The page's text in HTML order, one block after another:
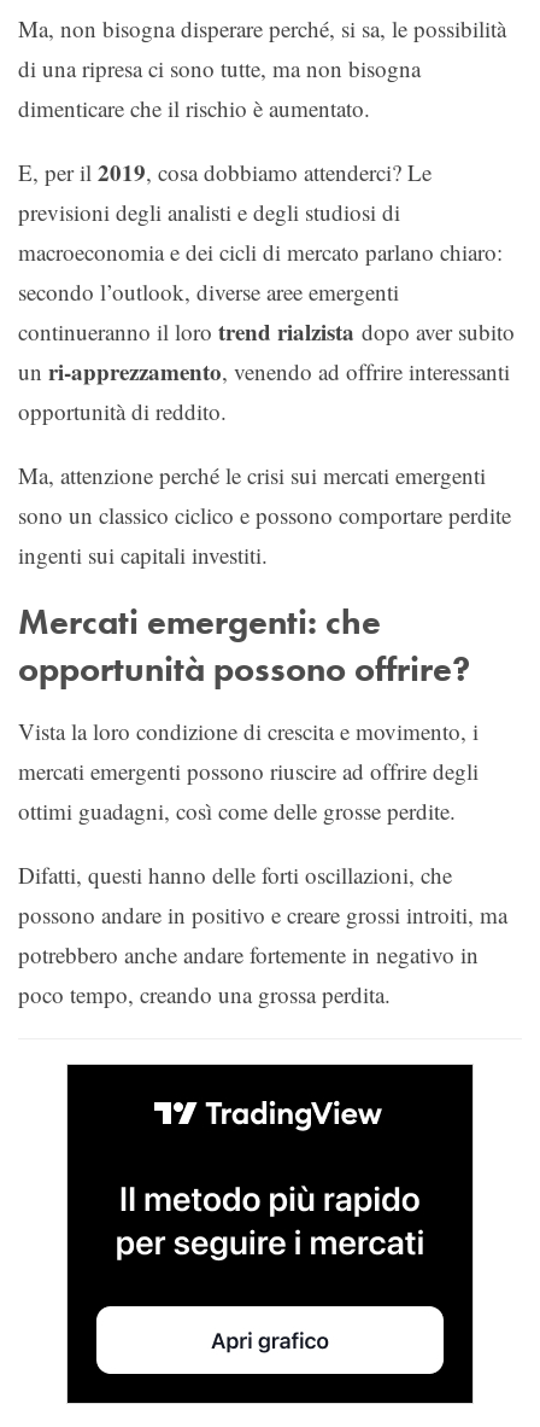
Ma, non bisogna disperare perché, si sa, le possibilità
di una ripresa ci sono tutte, ma non bisogna
dimenticare che il rischio è aumentato.
E, per il 2019, cosa dobbiamo attenderci? Le
previsioni degli analisti e degli studiosi di
macroeconomia e dei cicli di mercato parlano chiaro:
secondo l’outlook, diverse aree emergenti
continueranno il loro trend rialzista dopo aver subito
un ri-apprezzamento, venendo ad offrire interessanti
opportunità di reddito.
Ma, attenzione perché le crisi sui mercati emergenti
sono un classico ciclico e possono comportare perdite
ingenti sui capitali investiti.
Mercati emergenti: che
opportunità possono offrire?
Vista la loro condizione di crescita e movimento, i
mercati emergenti possono riuscire ad offrire degli
ottimi guadagni, così come delle grosse perdite.
Difatti, questi hanno delle forti oscillazioni, che
possono andare in positivo e creare grossi introiti, ma
potrebbero anche andare fortemente in negativo in
poco tempo, creando una grossa perdita.